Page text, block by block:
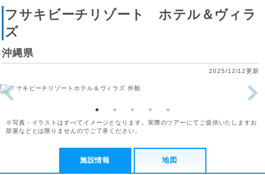
フサキビーチリゾート ホテル＆ヴィラ
ズ
沖縄県
2025/12/12更新
※写真・イラストはすべてイメージとなります。実際のツアーにてご提供いたしますお
部屋などとは限りませんのでご了承ください。
施設情報 地図